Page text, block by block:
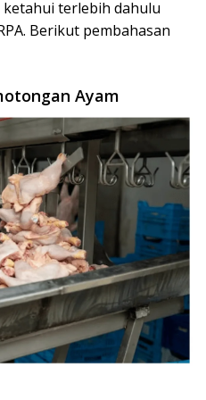
terlebih dahulu
Berikut pembahasan
Ayam